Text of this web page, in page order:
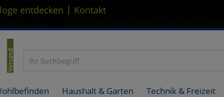
entdecken | Kontakt
Haushalt & Garten Technik & Freizeit